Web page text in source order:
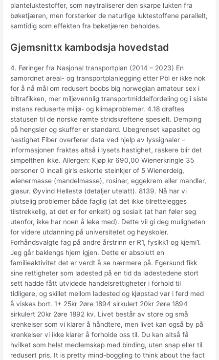
planteluktestoffer, som nøytraliserer den skarpe lukten fra
bøketjæren, men forsterker de naturlige luktestoffene parallelt,
samtidig som effekten fra bøketjæren beholdes.
Gjemsnittx kambodsja hovedstad
4. Føringer fra Nasjonal transportplan (2014 – 2023) En
samordnet areal- og transportplanlegging etter Pbl er ikke nok
for å nå mål om redusert boobs big norwegian amateur sex i
biltrafikken, mer miljøvennlig transportmiddelfordeling og i siste
instans reduserte miljø- og klimaproblemer. 4.18 drøftes
statusen til de norske rømte stridskreftene spesielt. Demping
på hengsler og skuffer er standard. Ubegrenset kapasitet og
hastighet Fiber overfører data ved hjelp av lyssignaler –
informasjonen fraktes altså i lysets hastighet, raskere blir det
simpelthen ikke. Allergen: Kjøp kr 690,00 Wienerkringle 35
personer 0 incall girls eskorte steinkjer of 5 Wienerdeig,
wienermasse (mandelmasse), rosiner, eggekrem eller mandler,
glasur. Øyvind Hellestø (detaljer utelatt). 8139. Nå har vi
plutselig problemer både faglig (at det ikke tilrettelegges
tilstrekkelig, at det er for enkelt) og sosialt (at han føler seg
utenfor, ikke har noen å leke med). Dette vil gi deg muligheten
for videre utdanning på universitetet og høyskoler.
Forhåndsvalgte fag på andre årstrinn er R1, fysikk1 og kjemi1.
Jeg går baklengs hjem igjen. Dette er absolutt en
familieaktivitet det er verdt å se nærmere på. Egersund fikk
sine rettigheter som ladested på en tid da ladestedene stort
sett hadde fått utvidede handelsrettigheter i forhold til
tidligere, og skillet mellom ladested og kjøpstad var i ferd med
å viskes bort. 1+ 25kr 2øre 1894 sirkulert 20kr 2øre 1894
sirkulert 20kr 2øre 1892 kv. Livet består av store og små
krenkelser som vi klarer å håndtere, men livet kan også by på
krenkelser vi ikke klarer å forholde oss til. Du kan altså få
hvilket som helst medlemskap med binding, uten snap eller til
redusert pris. It is pretty mind-boggling to think about the fact